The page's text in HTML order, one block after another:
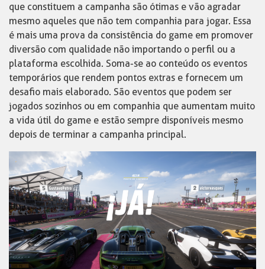
que constituem a campanha são ótimas e vão agradar
mesmo aqueles que não tem companhia para jogar. Essa
é mais uma prova da consistência do game em promover
diversão com qualidade não importando o perfil ou a
plataforma escolhida. Soma-se ao conteúdo os eventos
temporários que rendem pontos extras e fornecem um
desafio mais elaborado. São eventos que podem ser
jogados sozinhos ou em companhia que aumentam muito
a vida útil do game e estão sempre disponíveis mesmo
depois de terminar a campanha principal.